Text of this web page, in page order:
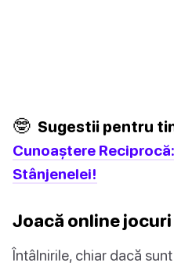
🤓 Sugestii pentru
Cunoaștere
Stânjenelei!
Joacă online
Întâlnirile, chiar dacă